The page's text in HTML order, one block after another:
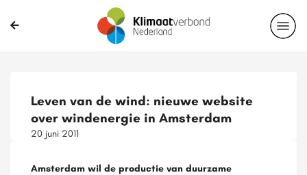
Leven van de wind: nieuwe website
over windenergie in Amsterdam
20 juni 2011
Amsterdam wil de productie van duurzame